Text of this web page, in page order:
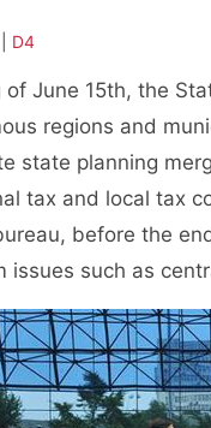
D4
June 15th, the
regions and
state planning
tax and local tax
before the
issues such as